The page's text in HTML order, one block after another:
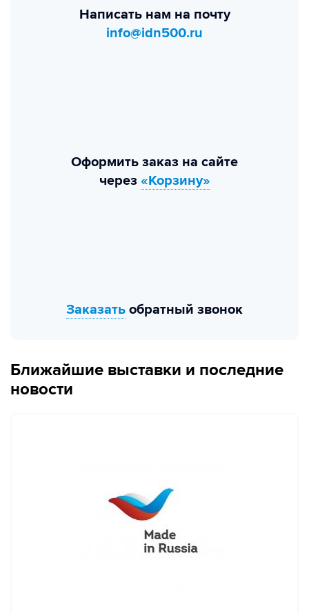
Написать нам на почту
info@idn500.ru
Оформить заказ на сайте
через «Корзину»
Заказать обратный звонок
Ближайшие выставки и последние
новости